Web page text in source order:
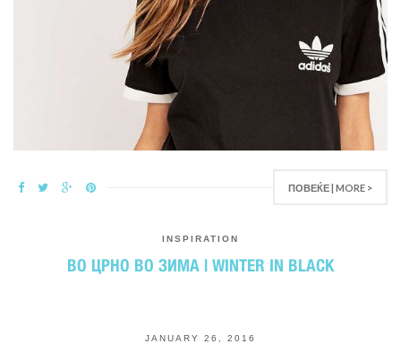
ПОВЕЌЕ | MORE >
INSPIRATION
ВО ЦРНО ВО ЗИМА | WINTER IN BLACK
JANUARY 26, 2016